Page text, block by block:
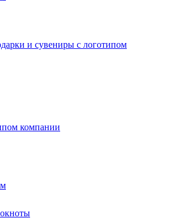
и сувениры с логотипом
компании